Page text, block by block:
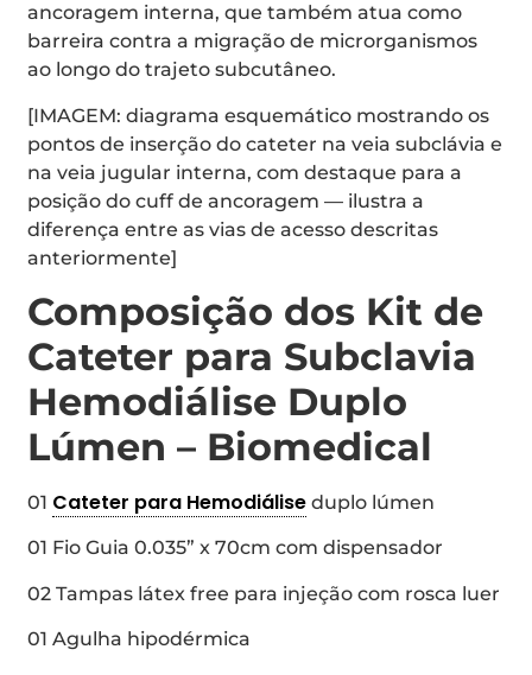
ancoragem interna, que também atua como
barreira contra a migração de microrganismos
ao longo do trajeto subcutâneo.
[IMAGEM: diagrama esquemático mostrando os
pontos de inserção do cateter na veia subclávia e
na veia jugular interna, com destaque para a
posição do cuff de ancoragem — ilustra a
diferença entre as vias de acesso descritas
anteriormente]
Composição dos Kit de
Cateter para Subclavia
Hemodiálise Duplo
Lúmen – Biomedical
01 Cateter para Hemodiálise duplo lúmen
01 Fio Guia 0.035” x 70cm com dispensador​
02 Tampas látex free para injeção com rosca luer
01 Agulha hipodérmica